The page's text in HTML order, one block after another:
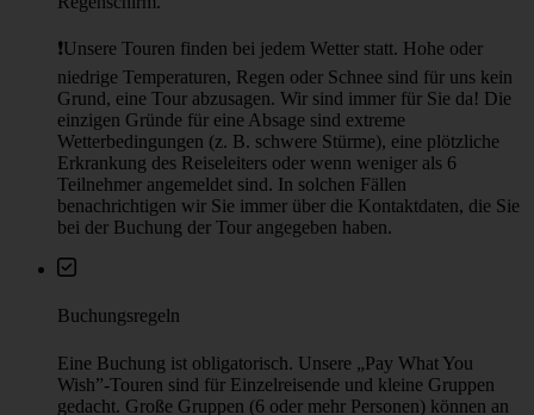
Schild „Ich liebe Jerusalem“, Tzahal-Platz, Ende der Jaffa-Straße
שכם Straßenbahnhaltestelle
Auf der Karte anzeigen
Weitere Informationen
☂︎ Diese Tour wird von den Guides von Walkative Jerusalem
organisiert. Achten Sie auf den Guide mit einem gelber
Regenschirm.